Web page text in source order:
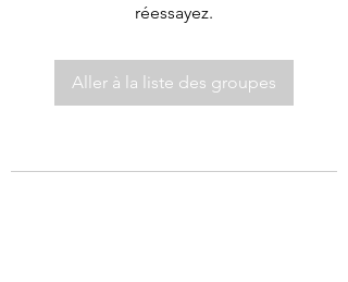
réessayez.
Aller à la liste des groupes